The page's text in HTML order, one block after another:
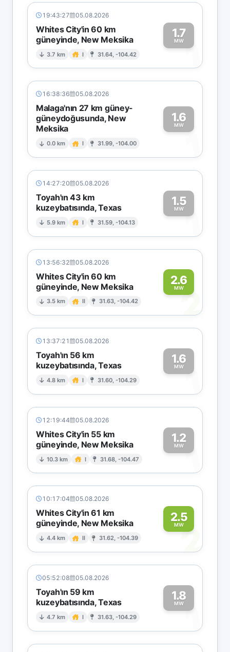
19:43:27 05.08.2026
Whites City'in 60 km
güneyinde, New Meksika
3.7 km I 31.64, -104.42
1.7
MW1
16:38:36 05.08.2026
Malaga'nın 27 km güney-
güneydoğusunda, New
Meksika
0.0 km I 31.99, -104.00
1.6
MW
1
14:27:20 05.08.2026
Toyah'ın 43 km
kuzeybatısında, Texas
5.9 km I 31.59, -104.13
1.5
MW1
13:56:32 05.08.2026
Whites City'in 60 km
güneyinde, New Meksika
3.5 km II 31.63, -104.42
2.6
MW2
13:37:21 05.08.2026
Toyah'ın 56 km
kuzeybatısında, Texas
4.8 km I 31.60, -104.29
1.6
MW1
12:19:44 05.08.2026
Whites City'in 55 km
güneyinde, New Meksika
10.3 km I 31.68, -104.47
1.2
MW1
10:17:04 05.08.2026
Whites City'in 61 km
güneyinde, New Meksika
4.4 km II 31.62, -104.39
2.5
MW2
05:52:08 05.08.2026
Toyah'ın 59 km
kuzeybatısında, Texas
4.7 km I 31.63, -104.29
1.8
MW1